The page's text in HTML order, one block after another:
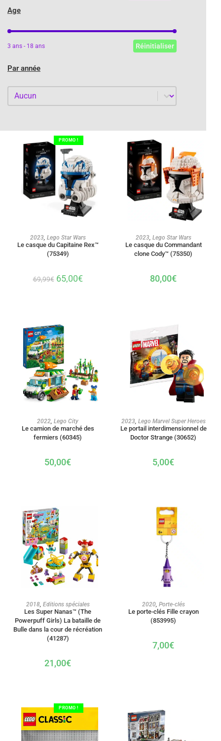
Age
Age
3 ans - 18 ans Réinitialiser
Par année
Par année
Par année
PROMO !
AJOUTER AU PANIER
2023, Lego Star Wars
Le casque du Capitaine Rex™
(75349)
69,99€ 65,00€
AJOUTER AU PANIER
2023, Lego Star Wars
Le casque du Commandant
clone Cody™ (75350)
80,00€
AJOUTER AU PANIER
2022 Lego City
Le camion de marché des
fermiers (60345)
50,00€
2023 Lego Marvel Super Heroes
Le portail interdimensionnel de
Doctor Strange (30652)
5,00€
AJOUTER AU PANIER
2018, Editions spéciales
Les Super Nanas™ (The
Powerpuff Girls) La bataille de
Bulle dans la cour de récréation
(41287)
21,00€
AJOUTER AU PANIER
2020, Porte-clés
Le porte-clés Fille crayon
(853995)
7,00€
PROMO !